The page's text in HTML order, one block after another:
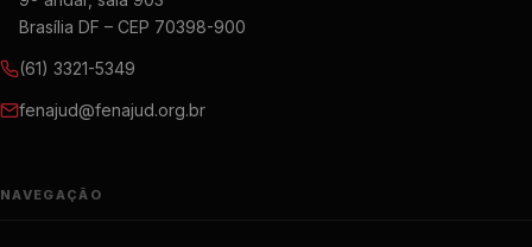
Brasília DF – CEP 70398-900
(61) 3321-5349
fenajud@fenajud.org.br
NAVEGAÇÃO